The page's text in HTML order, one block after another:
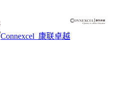
Connexcel_康联卓越